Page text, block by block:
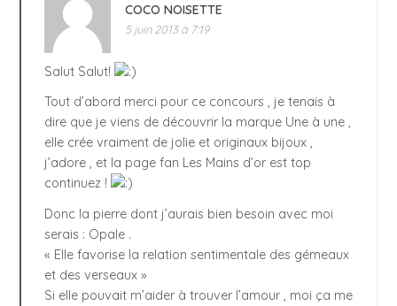
COCO NOISETTE
5 juin 2013 à 7:19
Salut Salut!
Tout d’abord merci pour ce concours , je tenais à
dire que je viens de découvrir la marque Une à une ,
elle crée vraiment de jolie et originaux bijoux ,
j’adore , et la page fan Les Mains d’or est top
continuez !
Donc la pierre dont j’aurais bien besoin avec moi
serais : Opale .
« Elle favorise la relation sentimentale des gémeaux
et des verseaux »
Si elle pouvait m’aider à trouver l’amour , moi ça me